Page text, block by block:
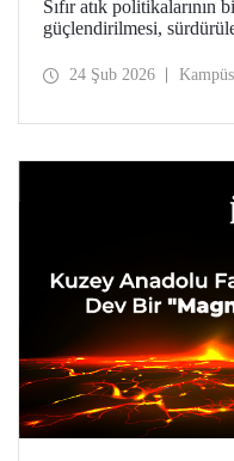
Sıfır atık politikalarının
güçlendirilmesi,
amacıyla kapılarını
24 Şub 2026 Kampüs